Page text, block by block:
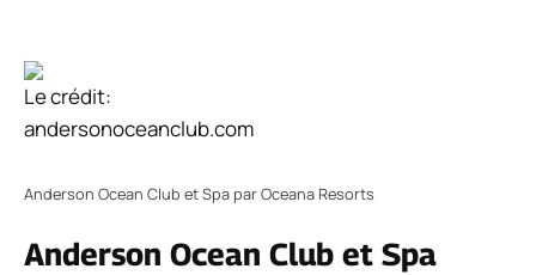
Le crédit:
andersonoceanclub.com
Anderson Ocean Club et Spa par Oceana Resorts
Anderson Ocean Club et Spa